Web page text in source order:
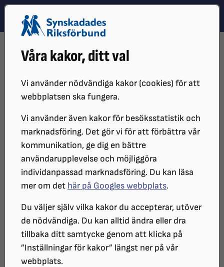
Våra kakor, ditt val
Vi använder nödvändiga kakor (cookies) för att
webbplatsen ska fungera.
Vi använder även kakor för besöksstatistik och
marknadsföring. Det gör vi för att förbättra vår
kommunikation, ge dig en bättre
användarupplevelse och möjliggöra
individanpassad marknadsföring. Du kan läsa
mer om det här på Googles webbplats.
Du väljer själv vilka kakor du accepterar, utöver
de nödvändiga. Du kan alltid ändra eller dra
tillbaka ditt samtycke genom att klicka på
”Inställningar för kakor” längst ner på vår
webbplats.
Hoppa till innehåll
Hoppa till hitta snabbt
DISTRIKT
SRF ÖREBRO LÄN OM SRF ÖREBRO
STYRELSEPROTOKOLL
SYNSKADADES RIKSFÖRBUND ÖREBRO
LÄNS STYRELSEMÖTE 2019-08-21
Protokoll
Art: Styrelsemöte
Datum: 2019-08-21
Tid: 15.30 – 18.10
Plats: Brukarhuset, Mellringevägen 120 B